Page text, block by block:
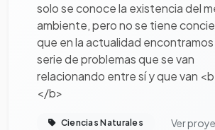
solo se conoce la existencia del
ambiente, pero no se tiene
que en la actualidad encontramos
serie de problemas que se van
relacionando entre sí y que van
</b>
Ciencias Naturales Ver